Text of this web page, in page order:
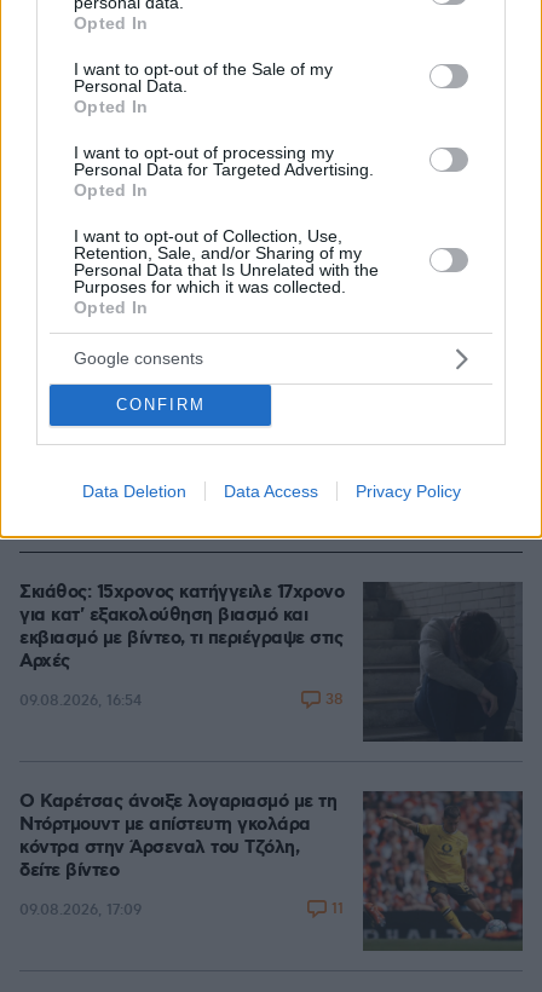
grant or deny consent to Google and its third-party tags to
use your data for below specified purposes in below Google
consent section.
Opted In
I want to opt-out of the Sale of my
Personal Data.
Opted In
I want to opt-out of processing my
Personal Data for Targeted Advertising.
Opted In
I want to opt-out of Collection, Use,
Retention, Sale, and/or Sharing of my
Personal Data that Is Unrelated with the
Purposes for which it was collected.
Opted In
Google consents
CONFIRM
Data Deletion Data Access Privacy Policy
έχουν καταθέσεις κάτω από 1.000 ευρώ, τι
Σκιάθος: 15χρονος κατήγγειλε 17χρονο
για κατ' εξακολούθηση βιασμό και
εκβιασμό με βίντεο, τι περιέγραψε στις
Αρχές
09.08.2026, 16:54 38
Ο Καρέτσας άνοιξε λογαριασμό με τη
Ντόρτμουντ με απίστευτη γκολάρα
κόντρα στην Άρσεναλ του Τζόλη,
δείτε βίντεο
09.08.2026, 17:09 11